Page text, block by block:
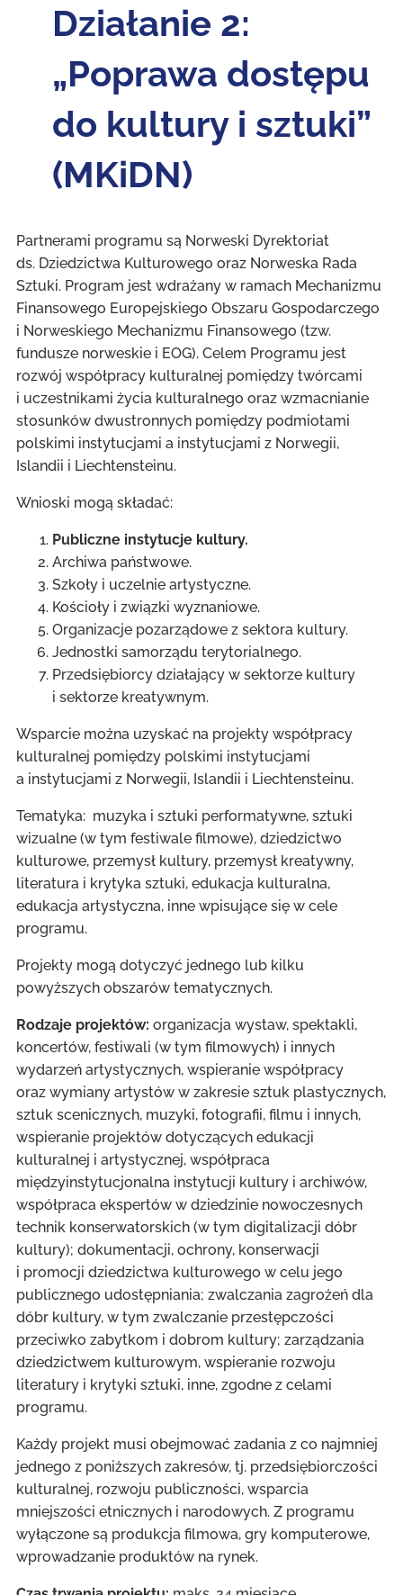
Działanie 2:
„Poprawa dostępu
do kultury i sztuki”
(MKiDN)
Partnerami programu są Norweski Dyrektoriat
ds. Dziedzictwa Kulturowego oraz Norweska Rada
Sztuki. Program jest wdrażany w ramach Mechanizmu
Finansowego Europejskiego Obszaru Gospodarczego
i Norweskiego Mechanizmu Finansowego (tzw.
fundusze norweskie i EOG). Celem Programu jest
rozwój współpracy kulturalnej pomiędzy twórcami
i uczestnikami życia kulturalnego oraz wzmacnianie
stosunków dwustronnych pomiędzy podmiotami
polskimi instytucjami a instytucjami z Norwegii,
Islandii i Liechtensteinu.
Wnioski mogą składać:
Publiczne instytucje kultury.
Archiwa państwowe.
Szkoły i uczelnie artystyczne.
Kościoły i związki wyznaniowe.
Organizacje pozarządowe z sektora kultury.
Jednostki samorządu terytorialnego.
Przedsiębiorcy działający w sektorze kultury
i sektorze kreatywnym.
Wsparcie można uzyskać na projekty współpracy
kulturalnej pomiędzy polskimi instytucjami
a instytucjami z Norwegii, Islandii i Liechtensteinu.
Tematyka: muzyka i sztuki performatywne, sztuki
wizualne (w tym festiwale filmowe), dziedzictwo
kulturowe, przemysł kultury, przemysł kreatywny,
literatura i krytyka sztuki, edukacja kulturalna,
edukacja artystyczna, inne wpisujące się w cele
programu.
Projekty mogą dotyczyć jednego lub kilku
powyższych obszarów tematycznych.
Rodzaje projektów: organizacja wystaw, spektakli,
koncertów, festiwali (w tym filmowych) i innych
wydarzeń artystycznych, wspieranie współpracy
oraz wymiany artystów w zakresie sztuk plastycznych,
sztuk scenicznych, muzyki, fotografii, filmu i innych,
wspieranie projektów dotyczących edukacji
kulturalnej i artystycznej, współpraca
międzyinstytucjonalna instytucji kultury i archiwów,
współpraca ekspertów w dziedzinie nowoczesnych
technik konserwatorskich (w tym digitalizacji dóbr
kultury); dokumentacji, ochrony, konserwacji
i promocji dziedzictwa kulturowego w celu jego
publicznego udostępniania; zwalczania zagrożeń dla
dóbr kultury, w tym zwalczanie przestępczości
przeciwko zabytkom i dobrom kultury; zarządzania
dziedzictwem kulturowym, wspieranie rozwoju
literatury i krytyki sztuki, inne, zgodne z celami
programu.
Każdy projekt musi obejmować zadania z co najmniej
jednego z poniższych zakresów, tj. przedsiębiorczości
kulturalnej, rozwoju publiczności, wsparcia
mniejszości etnicznych i narodowych. Z programu
wyłączone są produkcja filmowa, gry komputerowe,
wprowadzanie produktów na rynek.